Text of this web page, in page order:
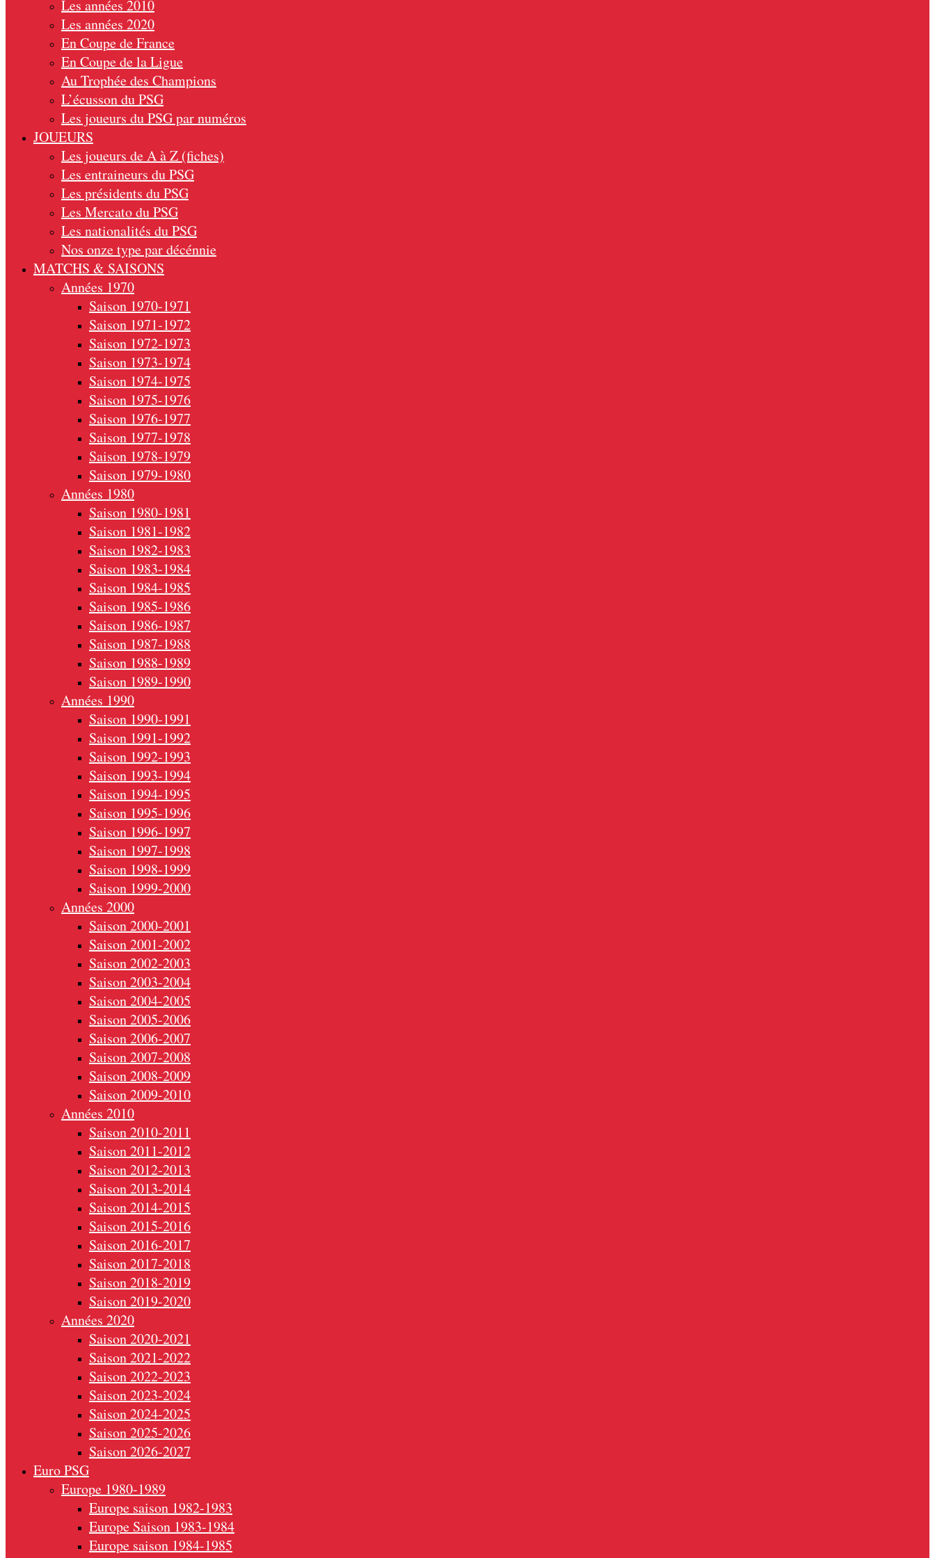
Les années 2010
Les années 2020
En Coupe de France
En Coupe de la Ligue
Au Trophée des Champions
L’écusson du PSG
Les joueurs du PSG par numéros
JOUEURS
Les joueurs de A à Z (fiches)
Les entraineurs du PSG
Les présidents du PSG
Les Mercato du PSG
Les nationalités du PSG
Nos onze type par décénnie
MATCHS & SAISONS
Années 1970
Saison 1970-1971
Saison 1971-1972
Saison 1972-1973
Saison 1973-1974
Saison 1974-1975
Saison 1975-1976
Saison 1976-1977
Saison 1977-1978
Saison 1978-1979
Saison 1979-1980
Années 1980
Saison 1980-1981
Saison 1981-1982
Saison 1982-1983
Saison 1983-1984
Saison 1984-1985
Saison 1985-1986
Saison 1986-1987
Saison 1987-1988
Saison 1988-1989
Saison 1989-1990
Années 1990
Saison 1990-1991
Saison 1991-1992
Saison 1992-1993
Saison 1993-1994
Saison 1994-1995
Saison 1995-1996
Saison 1996-1997
Saison 1997-1998
Saison 1998-1999
Saison 1999-2000
Années 2000
Saison 2000-2001
Saison 2001-2002
Saison 2002-2003
Saison 2003-2004
Saison 2004-2005
Saison 2005-2006
Saison 2006-2007
Saison 2007-2008
Saison 2008-2009
Saison 2009-2010
Années 2010
Saison 2010-2011
Saison 2011-2012
Saison 2012-2013
Saison 2013-2014
Saison 2014-2015
Saison 2015-2016
Saison 2016-2017
Saison 2017-2018
Saison 2018-2019
Saison 2019-2020
Années 2020
Saison 2020-2021
Saison 2021-2022
Saison 2022-2023
Saison 2023-2024
Saison 2024-2025
Saison 2025-2026
Saison 2026-2027
Euro PSG
Europe 1980-1989
Europe saison 1982-1983
Europe Saison 1983-1984
Europe saison 1984-1985